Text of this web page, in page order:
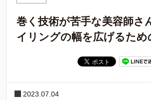
巻く技術が苦手な美容師さ
イリングの幅を広げるため
2023.07.04